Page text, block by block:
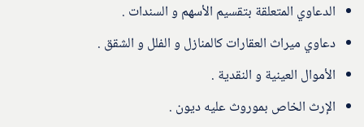
الدعاوي المتعلقة بتقسيم الأسهم و السندات .
دعاوي ميراث العقارات كالمنازل و الفلل و الشقق .
الأموال العينية و النقدية .
الإرث الخاص بموروث عليه ديون .